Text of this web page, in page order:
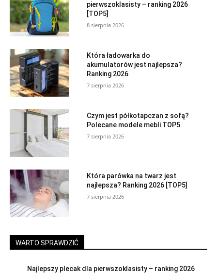
pierwszoklasisty – ranking 2026
[TOP5]
8 sierpnia 2026
Która ładowarka do
akumulatorów jest najlepsza?
Ranking 2026
7 sierpnia 2026
Czym jest półkotapczan z sofą?
Polecane modele mebli TOP5
7 sierpnia 2026
Która parówka na twarz jest
najlepsza? Ranking 2026 [TOP5]
7 sierpnia 2026
WARTO SPRAWDZIĆ
Najlepszy plecak dla pierwszoklasisty – ranking 2026